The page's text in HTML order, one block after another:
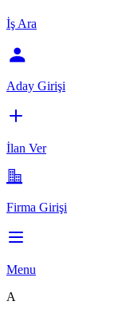
İş Ara
Aday Girişi
İlan Ver
Firma Girişi
Menu
A